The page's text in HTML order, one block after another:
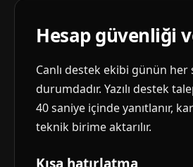
Hesap güvenliği
Canlı destek ekibi günün her
durumdadır. Yazılı destek
40 saniye içinde yanıtlanır,
teknik birime aktarılır.